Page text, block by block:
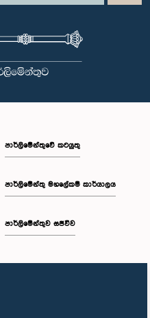
පාර්ලිමේන්තුවේ කටයුතු
පාර්ලිමේන්තු මහලේකම් කාර්යාලය
පාර්ලිමේන්තුව සජීවීව